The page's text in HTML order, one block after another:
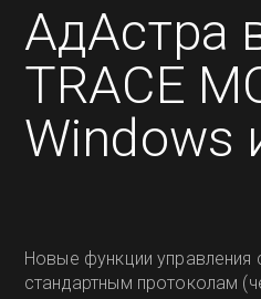
АдАстра
TRACE
Windows
Новые функции управления
стандартным протоколам